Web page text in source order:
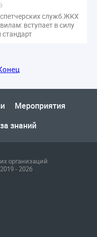
служб ЖКХ
вступает в силу
Мероприятия
знаний
организаций
- 2026